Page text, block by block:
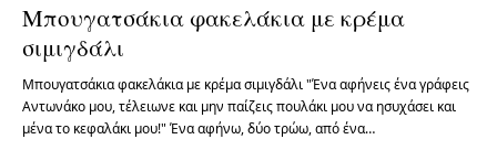
Μπουγατσάκια φακελάκια με κρέμα
σιμιγδάλι
Μπουγατσάκια φακελάκια με κρέμα σιμιγδάλι "Ένα αφήνεις ένα γράφεις
Αντωνάκο μου, τέλειωνε και μην παίζεις πουλάκι μου να ησυχάσει και
μένα το κεφαλάκι μου!" Ένα αφήνω, δύο τρώω, από ένα…